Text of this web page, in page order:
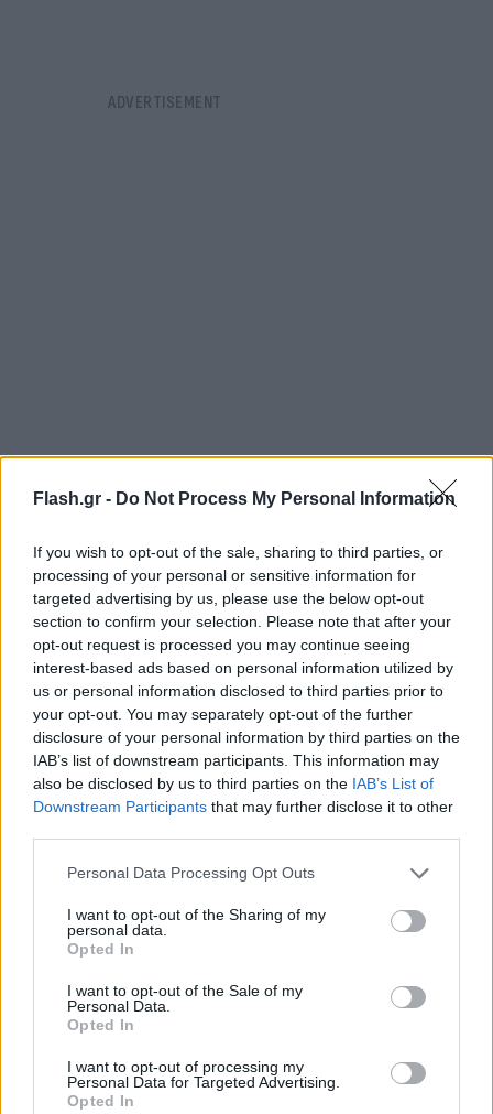
Flash.gr - Do Not Process My Personal Information
If you wish to opt-out of the sale, sharing to third parties, or
processing of your personal or sensitive information for
targeted advertising by us, please use the below opt-out
section to confirm your selection. Please note that after your
opt-out request is processed you may continue seeing
interest-based ads based on personal information utilized by
us or personal information disclosed to third parties prior to
your opt-out. You may separately opt-out of the further
disclosure of your personal information by third parties on the
IAB’s list of downstream participants. This information may
also be disclosed by us to third parties on the IAB’s List of
Downstream Participants that may further disclose it to other
Please note that this website/app uses one or more Google
not limited to your visit or usage behaviour. You may click to
grant or deny consent to Google and its third-party tags to
use your data for below specified purposes in below Google
consent section.
Personal Data Processing Opt Outs
I want to opt-out of the Sharing of my
personal data.
Opted In
I want to opt-out of the Sale of my
Personal Data.
Opted In
I want to opt-out of processing my
Personal Data for Targeted Advertising.
Opted In
«Ο κόσμος απέτυχε οικτρά», δήλωσε ο Μπορέλ
σήμερα στο Πεκίνο, επισημαίνοντας ότι εδώ και 30
χρόνια δεν υπήρξε καμιά επιτυχία όσον αφορά τη
λύση των δύο κρατών.
Ο Ζοζέπ Μπορέλ παραδέχθηκε επίσης πως ενώ η
λύση των δύο χωριστών κρατών είναι ένας
επιθυμητός στόχος για τους Ισραηλινούς και τους
Παλαιστινίους στο μελλον, δεν θα διευθετήσει την
τρέχουσα σύγκρουση που ξέσπασε το περασμένο
Σαββατοκύριακο.